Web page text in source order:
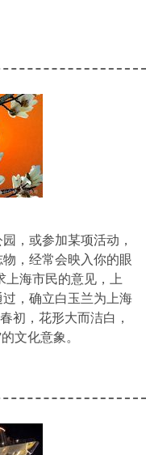
，或参加某项活动，
，经常会映入你的眼
上海市民的意见，上
，确立白玉兰为上海
初，花形大而洁白，
文化意象。